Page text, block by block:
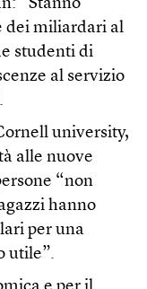
“Stanno
dei miliardari al
studenti di
al servizio
university,
alle nuove
“non
hanno
per una
utile”.